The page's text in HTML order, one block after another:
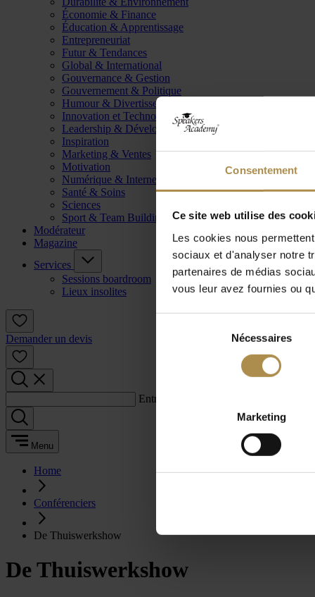
Consentement
Ce site web utilise des
Les cookies nous
sociaux et d'analyser notre
partenaires de médias
vous leur avez fournies ou
Nécessaires
Marketing
Économie & Finance
Éducation & Apprentissage
Entrepreneuriat
Futur & Tendances
Global & International
Gouvernance & Gestion
Gouvernement & Politique
Humour & Divertissement
Innovation et Technologie
Leadership & Développement
Inspiration
Marketing & Ventes
Motivation
Numérique & Internet
Santé & Soins
Sciences
Sport & Team Building
Modérateur
Magazine
Services
Sessions boardroom
Lieux insolites
Demander un devis
Entrez un terme de recherche :
Menu
Home
Conférenciers
De Thuiswerkshow
De Thuiswerkshow